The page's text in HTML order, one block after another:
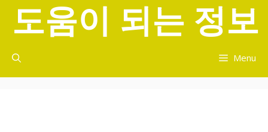
너
도움이 되는 정보
Menu